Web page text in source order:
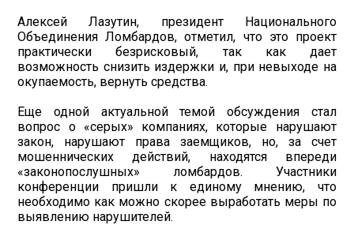
Алексей Лазутин, президент Национального
Объединения Ломбардов, отметил, что это проект
практически безрисковый, так как дает
возможность снизить издержки и, при невыходе на
окупаемость, вернуть средства.
Еще одной актуальной темой обсуждения стал
вопрос о «серых» компаниях, которые нарушают
закон, нарушают права заемщиков, но, за счет
мошеннических действий, находятся впереди
«законопослушных» ломбардов. Участники
конференции пришли к единому мнению, что
необходимо как можно скорее выработать меры по
выявлению нарушителей.